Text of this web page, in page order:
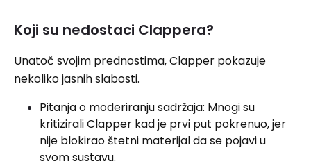
Koji su nedostaci Clappera?
Unatoč svojim prednostima, Clapper pokazuje
nekoliko jasnih slabosti.
Pitanja o moderiranju sadržaja: Mnogi su
kritizirali Clapper kad je prvi put pokrenuo, jer
nije blokirao štetni materijal da se pojavi u
svom sustavu.